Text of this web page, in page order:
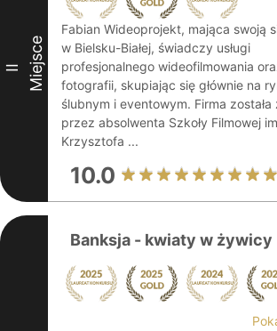
II Miejsce
Fabian Wideoprojekt, mająca swoją
w Bielsku-Białej, świadczy usługi
profesjonalnego wideofilmowania
fotografii, skupiając się głównie na
ślubnym i eventowym. Firma została
przez absolwenta Szkoły Filmowej
Krzysztofa ...
10.0
Banksja - kwiaty w żywicy